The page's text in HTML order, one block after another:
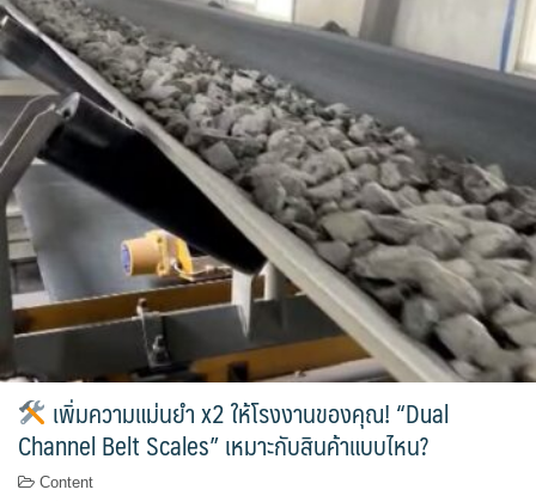
เพิ่มความแม่นยำ x2 ให้โรงงานของคุณ! “Dual
Channel Belt Scales” เหมาะกับสินค้าแบบไหน?
Content